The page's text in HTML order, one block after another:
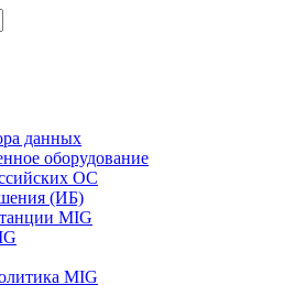
данных
оборудование
ОС
(ИБ)
MIG
MIG